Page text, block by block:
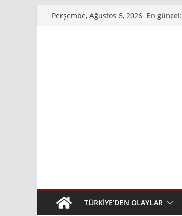
Perşembe, Ağustos 6, 2026 En güncel:
TÜRKIYE’DEN OLAYLAR